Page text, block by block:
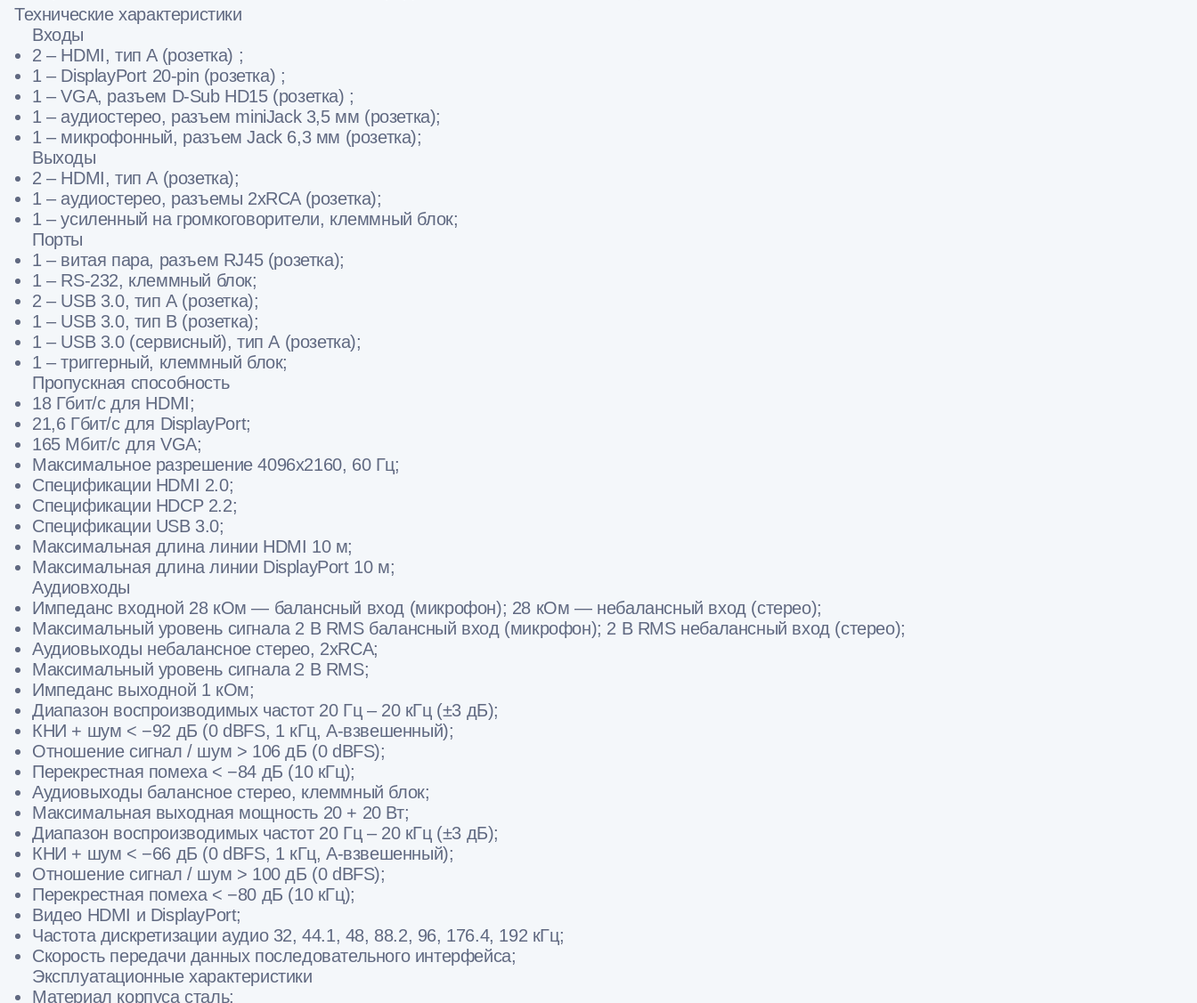
Технические характеристики
Входы
2 – HDMI, тип A (розетка) ;
1 – DisplayPort 20-pin (розетка) ;
1 – VGA, разъем D-Sub HD15 (розетка) ;
1 – аудиостерео, разъем miniJack 3,5 мм (розетка);
1 – микрофонный, разъем Jack 6,3 мм (розетка);
Выходы
2 – HDMI, тип А (розетка);
1 – аудиостерео, разъемы 2xRCA (розетка);
1 – усиленный на громкоговорители, клеммный блок;
Порты
1 – витая пара, разъем RJ45 (розетка);
1 – RS-232, клеммный блок;
2 – USB 3.0, тип А (розетка);
1 – USB 3.0, тип B (розетка);
1 – USB 3.0 (сервисный), тип А (розетка);
1 – триггерный, клеммный блок;
Пропускная способность
18 Гбит/с для HDMI;
21,6 Гбит/с для DisplayPort;
165 Мбит/с для VGA;
Максимальное разрешение 4096x2160, 60 Гц;
Спецификации HDMI 2.0;
Спецификации HDCP 2.2;
Спецификации USB 3.0;
Максимальная длина линии HDMI 10 м;
Максимальная длина линии DisplayPort 10 м;
Аудиовходы
Импеданс входной 28 кОм — балансный вход (микрофон); 28 кОм — небалансный вход (стерео);
Максимальный уровень сигнала 2 В RMS балансный вход (микрофон); 2 В RMS небалансный вход (стерео);
Аудиовыходы небалансное стерео, 2xRCA;
Максимальный уровень сигнала 2 В RMS;
Импеданс выходной 1 кОм;
Диапазон воспроизводимых частот 20 Гц – 20 кГц (±3 дБ);
КНИ + шум < −92 дБ (0 dBFS, 1 кГц, A-взвешенный);
Отношение сигнал / шум > 106 дБ (0 dBFS);
Перекрестная помеха < −84 дБ (10 кГц);
Аудиовыходы балансное стерео, клеммный блок;
Максимальная выходная мощность 20 + 20 Вт;
Диапазон воспроизводимых частот 20 Гц – 20 кГц (±3 дБ);
КНИ + шум < −66 дБ (0 dBFS, 1 кГц, A-взвешенный);
Отношение сигнал / шум > 100 дБ (0 dBFS);
Перекрестная помеха < −80 дБ (10 кГц);
Видео HDMI и DisplayPort;
Частота дискретизации аудио 32, 44.1, 48, 88.2, 96, 176.4, 192 кГц;
Скорость передачи данных последовательного интерфейса;
Эксплуатационные характеристики
Материал корпуса сталь;